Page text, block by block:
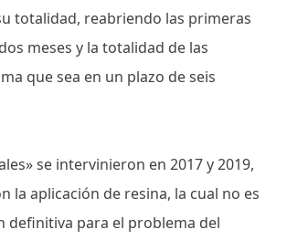
totalidad, reabriendo las primeras
meses y la totalidad de las
que sea en un plazo de seis
se intervinieron en 2017 y 2019,
la aplicación de resina, la cual no es
definitiva para el problema del